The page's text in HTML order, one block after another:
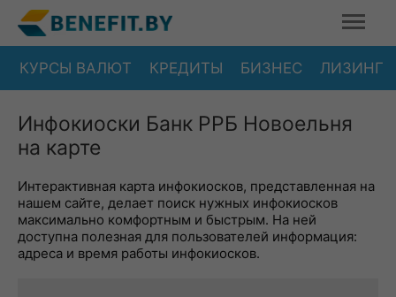
КУРСЫ ВАЛЮТ КРЕДИТЫ БИЗНЕС ЛИЗИНГ
Инфокиоски Банк РРБ Новоельня
на карте
Интерактивная карта инфокиосков, представленная на
нашем сайте, делает поиск нужных инфокиосков
максимально комфортным и быстрым. На ней
доступна полезная для пользователей информация:
адреса и время работы инфокиосков.